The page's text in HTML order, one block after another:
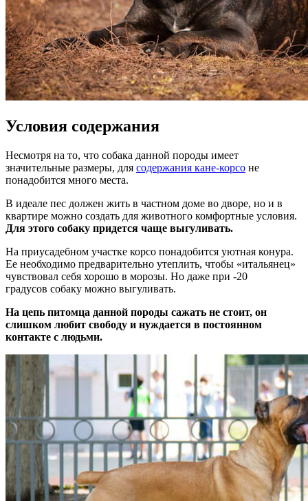
Условия содержания
Несмотря на то, что собака данной породы имеет
значительные размеры, для содержания кане-корсо не
понадобится много места.
В идеале пес должен жить в частном доме во дворе, но и в
квартире можно создать для животного комфортные условия.
Для этого собаку придется чаще выгуливать.
На приусадебном участке корсо понадобится уютная конура.
Ее необходимо предварительно утеплить, чтобы «итальянец»
чувствовал себя хорошо в морозы. Но даже при -20
градусов собаку можно выгуливать.
На цепь питомца данной породы сажать не стоит, он
слишком любит свободу и нуждается в постоянном
контакте с людьми.